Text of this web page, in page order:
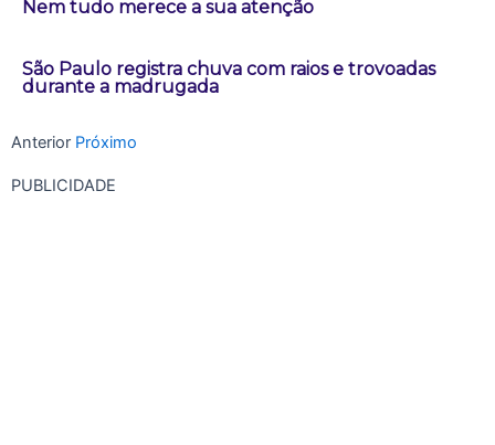
Nem tudo merece a sua atenção
São Paulo registra chuva com raios e trovoadas
durante a madrugada
Anterior Próximo
PUBLICIDADE